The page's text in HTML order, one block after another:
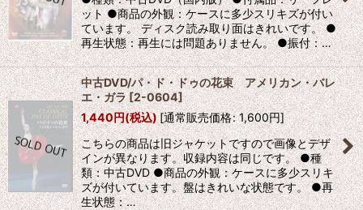
ット ●商品の外観：ケースに多少スリキズが付い
ています。 ディスク読み取り面はきれいです。 ●
再生状態：再生には問題ありません。 ●振付：…
中古DVD/パ・ド・ドゥの花束 アメリカン・バレ
エ・ガラ [2-0604]
1,440円(税込)[通常販売価格: 1,600円]
こちらの商品は旧ジャケットですので画像とデザ
インが異なります。収録内容は同じです。 ●種
類：中古DVD ●商品の外観：ケースに多少スリキ
ズが付いています。盤はきれいな状態です。 ●再
生状態：…